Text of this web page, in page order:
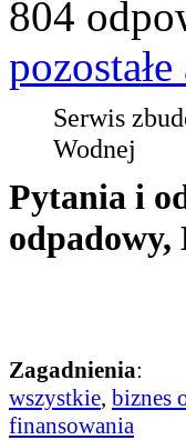
804
Serwis
Wodnej
Pytania i
odpadowy,
Zagadnienia:
wszystkie, biznes
finansowania